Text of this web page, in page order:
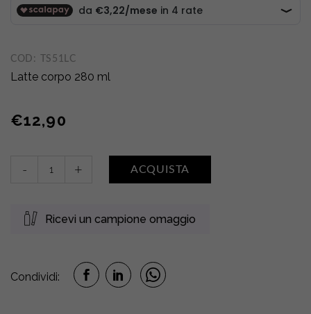
COD: TS51LC
Latte corpo 280 ml
€12,90
LATTE
CREMA
- + ACQUISTA
Ricevi un campione omaggio
Condividi: